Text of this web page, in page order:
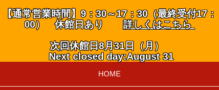
【通常営業時間】9：30～17：30（最終受付17：
00） 休館日あり詳しくはこちら
次回休館日8月31日（月）
Next closed day:August 31
HOME